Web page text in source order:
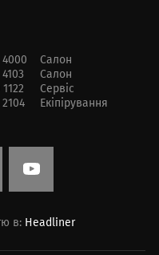
4000
Салон
Салон
Сервіс
Екіпірування
в: Headliner